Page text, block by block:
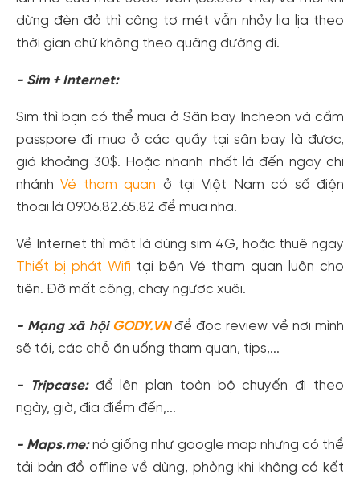
dừng đèn đỏ thì công tơ mét vẫn nhảy lia lịa theo
thời gian chứ không theo quãng đường đi.
- Sim + Internet:
Sim thì bạn có thể mua ở Sân bay Incheon và cầm
passpore đi mua ở các quầy tại sân bay là được,
giá khoảng 30$. Hoặc nhanh nhất là đến ngay chi
nhánhVé tham quan ở tại Việt Nam có số điện
thoại là 0906.82.65.82 để mua nha.
Về Internet thì một là dùng sim 4G, hoặc thuê ngay
Thiết bị phát Wifi tại bên Vé tham quan luôn cho
tiện. Đỡ mất công, chạy ngược xuôi.
- Mạng xã hội GODY.VN để đọc review về nơi mình
sẽ tới, các chỗ ăn uống tham quan, tips,...
- Tripcase:để lên plan toàn bộ chuyến đi theo
ngày, giờ, địa điểm đến,...
- Maps.me:nó giống như google map nhưng có thể
tải bản đồ offline về dùng, phòng khi không có kết